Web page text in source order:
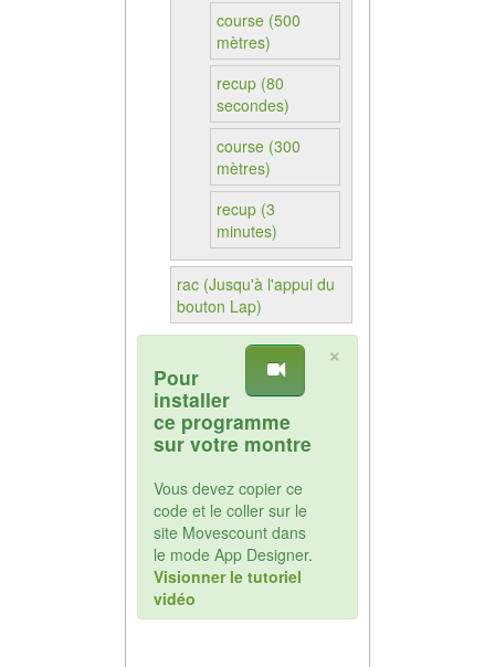
course (500
mètres)
recup (80
secondes)
course (300
mètres)
recup (3
minutes)
rac (Jusqu'à l'appui du
bouton Lap)
×
Pour
installer
ce programme
sur votre montre
Vous devez copier ce
code et le coller sur le
site Movescount dans
le mode App Designer.
Visionner le tutoriel
vidéo